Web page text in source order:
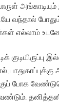
வந்தால்
எல்லாம் உடனே
குடியிருப்பு
போக